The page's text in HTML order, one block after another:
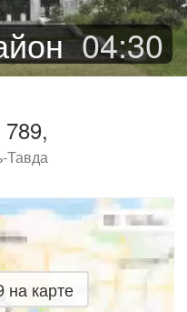
04:30
Тавда
карте